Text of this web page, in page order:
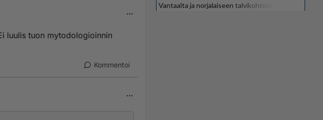
luulis tuon mytodologioinnin
Kommentoi
Vantaalta ja norjalaiseen talvikohteeseen